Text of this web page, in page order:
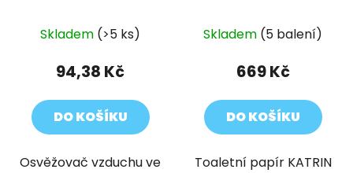
Skladem (>5 ks)
94,38 Kč
DO KOŠÍKU
Osvěžovač vzduchu ve
Skladem (5 balení)
669 Kč
DO KOŠÍKU
Toaletní papír KATRIN